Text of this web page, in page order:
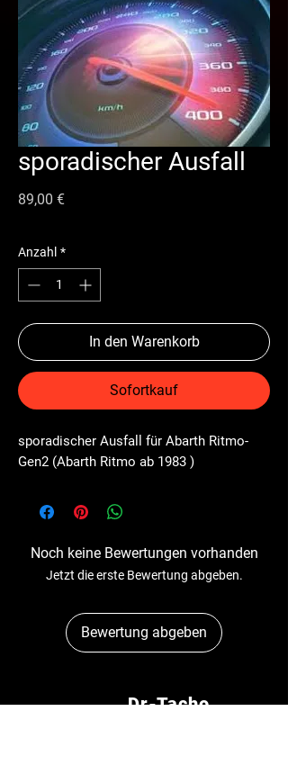
sporadischer Ausfall
89,00 €Preis
Anzahl *
In den Warenkorb
Sofortkauf
sporadischer Ausfall für Abarth Ritmo-
Gen2 (Abarth Ritmo ab 1983 )
Noch keine Bewertungen vorhanden
Jetzt die erste Bewertung abgeben.
Bewertung abgeben
Dr-Tacho